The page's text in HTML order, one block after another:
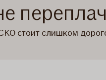
стоит слишком